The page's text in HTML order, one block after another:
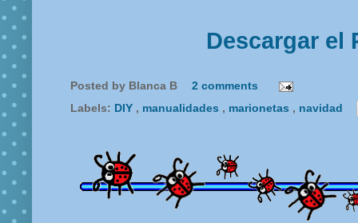
Descargar el
Posted by Blanca B
2 comments
Labels: DIY , manualidades , marionetas , navidad